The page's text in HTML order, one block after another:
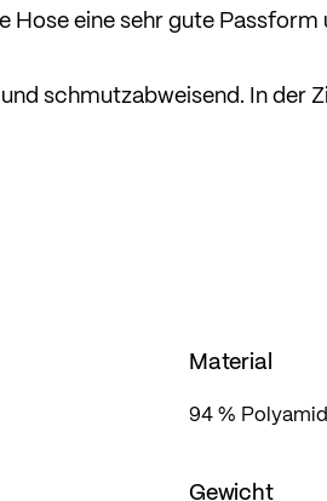
eine sehr gute Passform
schmutzabweisend. In der
lässt sich
Material
94 %
Gewicht